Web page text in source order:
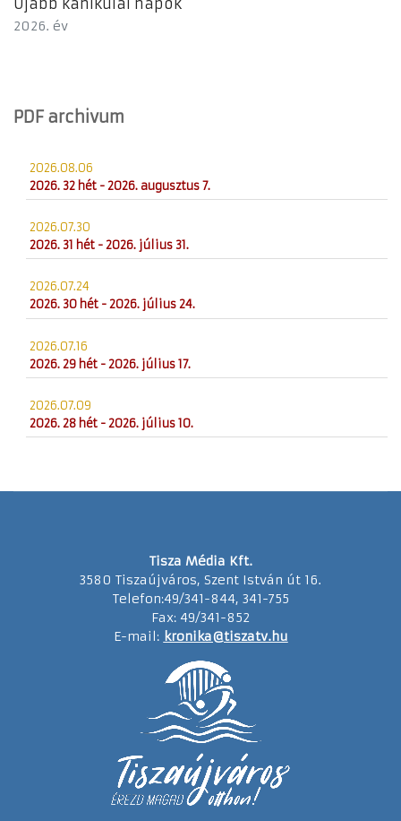
Újabb kánikulai napok
2026. év
PDF archivum
2026.08.06
2026. 32 hét - 2026. augusztus 7.
2026.07.30
2026. 31 hét - 2026. július 31.
2026.07.24
2026. 30 hét - 2026. július 24.
2026.07.16
2026. 29 hét - 2026. július 17.
2026.07.09
2026. 28 hét - 2026. július 10.
Tisza Média Kft.
3580 Tiszaújváros, Szent István út 16.
Telefon:49/341-844, 341-755
Fax: 49/341-852
E-mail: kronika@tiszatv.hu